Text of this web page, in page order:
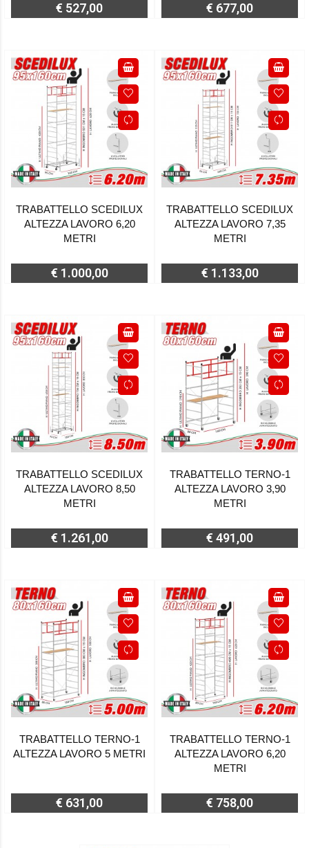
€ 527,00 € 677,00
TRABATTELLO SCEDILUX
ALTEZZA LAVORO 6,20
METRI
€ 1.000,00
TRABATTELLO SCEDILUX
ALTEZZA LAVORO 7,35
METRI
€ 1.133,00
TRABATTELLO SCEDILUX
ALTEZZA LAVORO 8,50
METRI
€ 1.261,00
TRABATTELLO TERNO-1
ALTEZZA LAVORO 3,90
METRI
€ 491,00
TRABATTELLO TERNO-1
ALTEZZA LAVORO 5 METRI
€ 631,00
TRABATTELLO TERNO-1
ALTEZZA LAVORO 6,20
METRI
€ 758,00